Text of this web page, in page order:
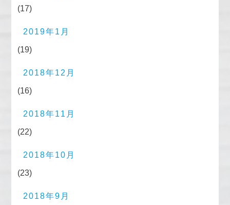
(17)
2019年1月
(19)
2018年12月
(16)
2018年11月
(22)
2018年10月
(23)
2018年9月